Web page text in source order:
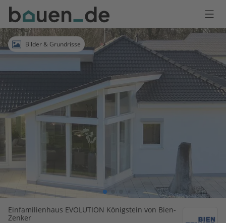
Bauen
Logo
AnmeldenBilder & Grundrisse
Einfamilienhaus EVOLUTION Königstein von Bien-
Zenker